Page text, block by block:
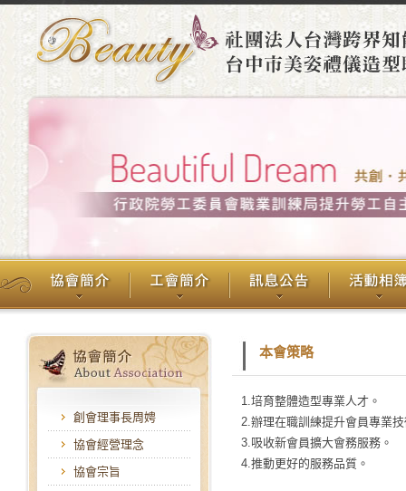
創會理事長周娉
協會經營理念
協會宗旨
本會策略
1.培育整體造型專業人才。
2.辦理在職訓練提升會員專業
3.吸收新會員擴大會務服務。
4.推動更好的服務品質。